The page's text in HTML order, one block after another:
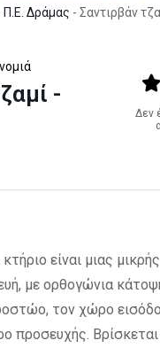
Π.Ε. Δράμας - Σαντιρβάν
-
Δεν
είναι μιας
με ορθογώνια
τον χώρο
προσευχής.